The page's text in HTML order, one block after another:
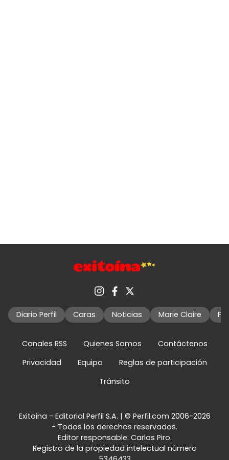
Diario Perfil Caras Noticias Marie Claire
Canales RSS Quienes Somos
Contáctenos
Privacidad
Equipo
Reglas de participación
Tránsito
Exitoina - Editorial Perfil S.A. | © Perfil.com 2006-2026
- Todos los derechos reservados.
Editor responsable: Carlos Piro.
Registro de la propiedad intelectual número